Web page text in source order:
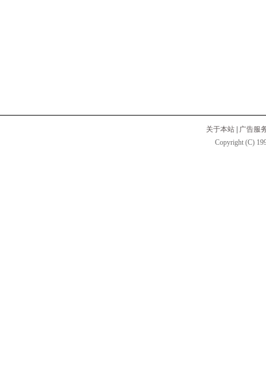
关于本站
广告服
Copyright (C)